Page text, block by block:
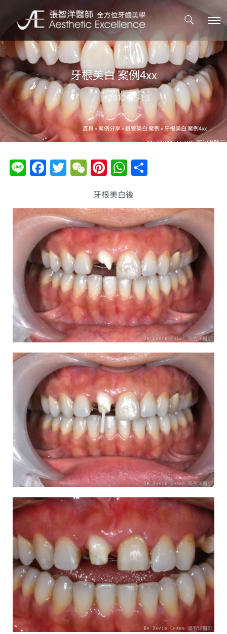
牙根美白 案例4xx
2012-05-13
首頁»案例分享»根管美白 案例»牙根美白 案例4xx
LineFacebook
Twitter
WeChat
Pinterest
WhatsApp
牙根美白後